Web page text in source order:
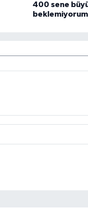
400 sene